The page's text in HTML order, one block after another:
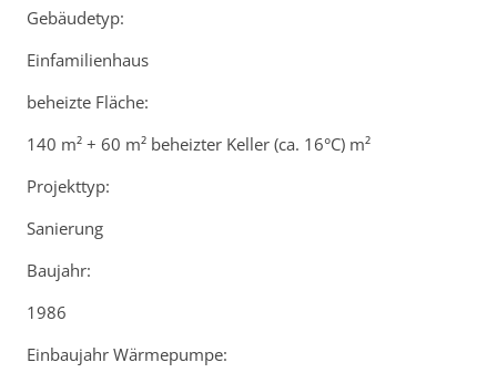
Gebäudetyp:
Einfamilienhaus
beheizte Fläche:
140 m² + 60 m² beheizter Keller (ca. 16°C) m²
Projekttyp:
Sanierung
Baujahr:
1986
Einbaujahr Wärmepumpe: